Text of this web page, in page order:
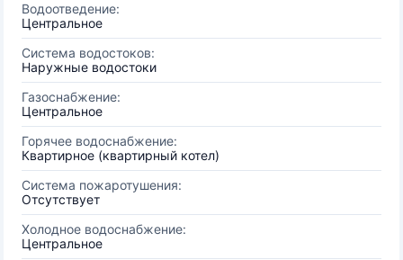
Водоотведение:
Центральное
Система водостоков:
Наружные водостоки
Газоснабжение:
Центральное
Горячее водоснабжение:
Квартирное (квартирный котел)
Система пожаротушения:
Отсутствует
Холодное водоснабжение:
Центральное